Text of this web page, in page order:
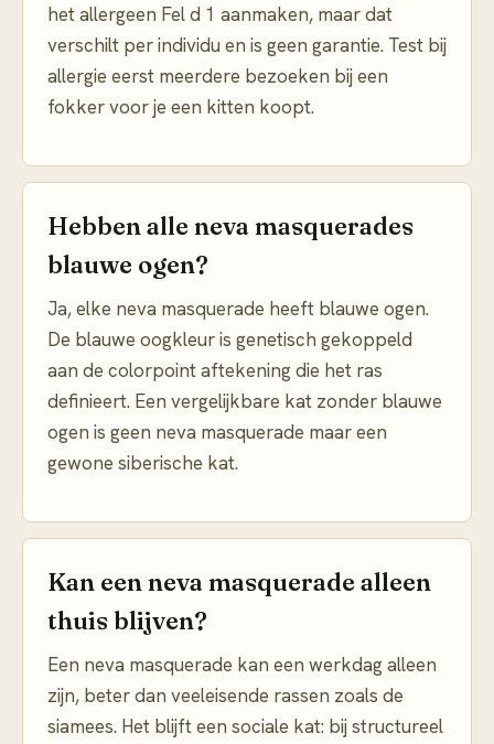
het allergeen Fel d 1 aanmaken, maar dat
verschilt per individu en is geen garantie. Test bij
allergie eerst meerdere bezoeken bij een
fokker voor je een kitten koopt.
Hebben alle neva masquerades
blauwe ogen?
Ja, elke neva masquerade heeft blauwe ogen.
De blauwe oogkleur is genetisch gekoppeld
aan de colorpoint aftekening die het ras
definieert. Een vergelijkbare kat zonder blauwe
ogen is geen neva masquerade maar een
gewone siberische kat.
Kan een neva masquerade alleen
thuis blijven?
Een neva masquerade kan een werkdag alleen
zijn, beter dan veeleisende rassen zoals de
siamees. Het blijft een sociale kat: bij structureel